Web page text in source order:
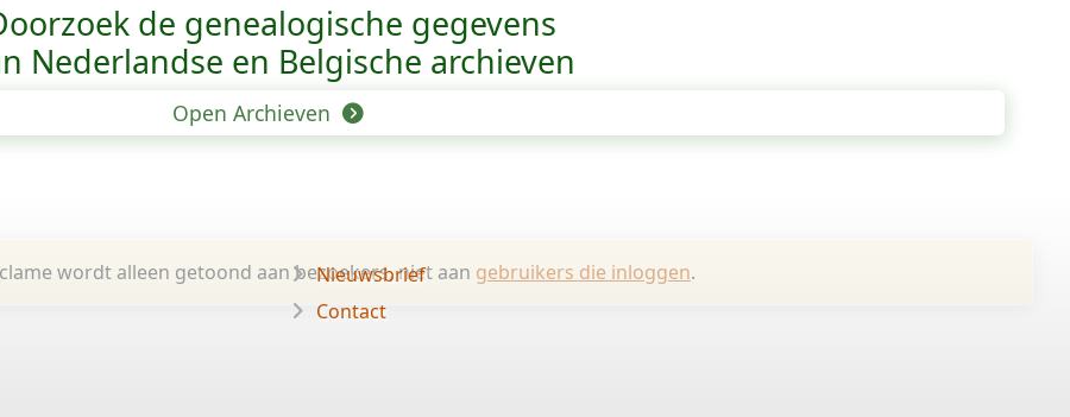
de genealogische gegevens
Nederlandse en Belgische archieven
Open Archieven
wordt alleen getoond aan bezoekers, niet aan gebruikers die inloggen.
Nieuwsbrief
Contact